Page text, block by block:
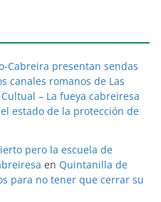
Cabreira presentan sendas
canales romanos de Las
– La fueya cabreiresa
estado de la protección de
pero la escuela de
en Quintanilla de
para no tener que cerrar su